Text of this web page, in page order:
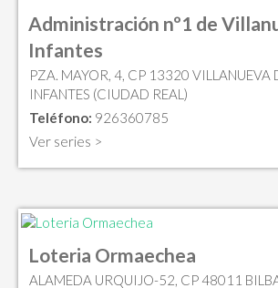
Administración nº1 de
Infantes
PZA. MAYOR, 4, CP 13320 VILLANUEVA
INFANTES (CIUDAD REAL)
Teléfono: 926360785
Ver series >
Loteria Ormaechea
ALAMEDA URQUIJO-52, CP 48011